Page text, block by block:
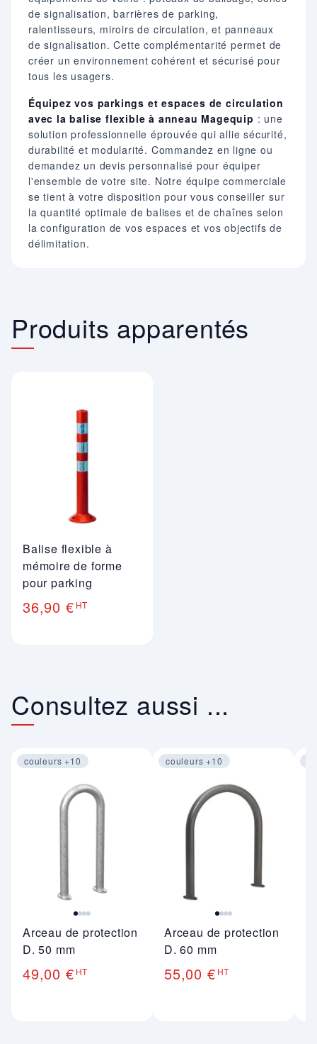
de signalisation, barrières de parking,
ralentisseurs, miroirs de circulation, et panneaux
de signalisation. Cette complémentarité permet de
créer un environnement cohérent et sécurisé pour
tous les usagers.
Équipez vos parkings et espaces de circulation
avec la balise flexible à anneau Magequip : une
solution professionnelle éprouvée qui allie sécurité,
durabilité et modularité. Commandez en ligne ou
demandez un devis personnalisé pour équiper
l'ensemble de votre site. Notre équipe commerciale
se tient à votre disposition pour vous conseiller sur
la quantité optimale de balises et de chaînes selon
la configuration de vos espaces et vos objectifs de
délimitation.
Produits apparentés
Balise flexible à
mémoire de forme
pour parking
36,90 € HT
Consultez aussi ...
couleurs +10
Image 1 sur 4
Arceau de protection
D. 50 mm
49,00 € HT
couleurs +10
Image 1 sur 4
Arceau de protection
D. 60 mm
55,00 € HT